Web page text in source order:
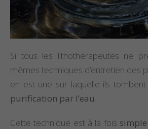
Si tous les lithothérapeutes ne
mêmes techniques d’entretien des
en est une sur laquelle ils tombent
purification par l’eau.
Cette technique est à la fois